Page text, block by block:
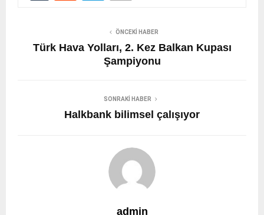
ÖNCEKI HABER
Türk Hava Yolları, 2. Kez Balkan Kupası
Şampiyonu
SONRAKI HABER
Halkbank bilimsel çalışıyor
admin